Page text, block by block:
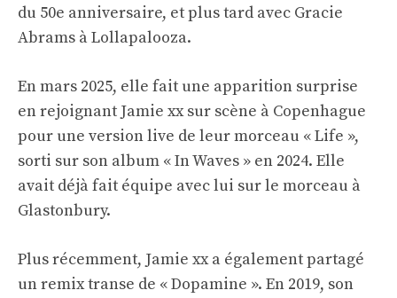
du 50e anniversaire, et plus tard avec Gracie
Abrams à Lollapalooza.
En mars 2025, elle fait une apparition surprise
en rejoignant Jamie xx sur scène à Copenhague
pour une version live de leur morceau « Life »,
sorti sur son album « In Waves » en 2024. Elle
avait déjà fait équipe avec lui sur le morceau à
Glastonbury.
Plus récemment, Jamie xx a également partagé
un remix transe de « Dopamine ». En 2019, son